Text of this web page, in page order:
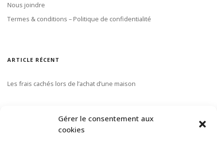
Gérer le consentement aux
cookies
Nous joindre
Termes & conditions – Politique de confidentialité
ARTICLE RÉCENT
Les frais cachés lors de l’achat d’une maison